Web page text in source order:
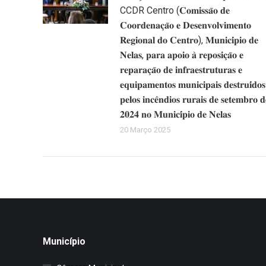
CCDR Centro (𝐂𝐨𝐦𝐢𝐬𝐬𝐚̃𝐨 𝐝𝐞
𝐂𝐨𝐨𝐫𝐝𝐞𝐧𝐚𝐜̧𝐚̃𝐨 𝐞 𝐃𝐞𝐬𝐞𝐧𝐯𝐨𝐥𝐯𝐢𝐦𝐞𝐧𝐭𝐨
𝐑𝐞𝐠𝐢𝐨𝐧𝐚𝐥 𝐝𝐨 𝐂𝐞𝐧𝐭𝐫𝐨), 𝐌𝐮𝐧𝐢𝐜𝐢́𝐩𝐢𝐨 𝐝𝐞
𝐍𝐞𝐥𝐚𝐬, 𝐩𝐚𝐫𝐚 𝐚𝐩𝐨𝐢𝐨 𝐚̀ 𝐫𝐞𝐩𝐨𝐬𝐢𝐜̧𝐚̃𝐨 𝐞
𝐫𝐞𝐩𝐚𝐫𝐚𝐜̧𝐚̃𝐨 𝐝𝐞 𝐢𝐧𝐟𝐫𝐚𝐞𝐬𝐭𝐫𝐮𝐭𝐮𝐫𝐚𝐬 𝐞
𝐞𝐪𝐮𝐢𝐩𝐚𝐦𝐞𝐧𝐭𝐨𝐬 𝐦𝐮𝐧𝐢𝐜𝐢𝐩𝐚𝐢𝐬 𝐝𝐞𝐬𝐭𝐫𝐮𝐢́𝐝𝐨𝐬
𝐩𝐞𝐥𝐨𝐬 𝐢𝐧𝐜𝐞̂𝐧𝐝𝐢𝐨𝐬 𝐫𝐮𝐫𝐚𝐢𝐬 𝐝𝐞 𝐬𝐞𝐭𝐞𝐦𝐛𝐫𝐨
𝟐𝟎𝟐𝟒 𝐧𝐨 𝐌𝐮𝐧𝐢𝐜𝐢́𝐩𝐢𝐨 𝐝𝐞 𝐍𝐞𝐥𝐚𝐬
20 Março 2025
Município